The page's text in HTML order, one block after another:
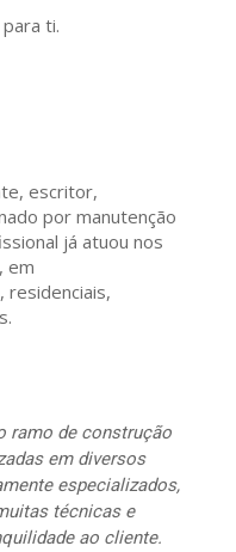
ti.
escritor,
por manutenção
já atuou nos
em
residenciais,
ramo de construção
em diversos
especializados,
técnicas e
ao cliente.